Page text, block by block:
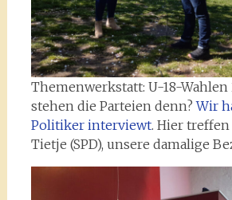
Themenwerkstatt: U-18-Wahlen
stehen die Parteien denn?Wir
Politiker interviewt. Hier
Tietje (SPD), unsere damalige